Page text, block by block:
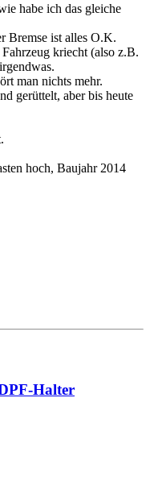
habe ich das gleiche
Bremse ist alles O.K.
kriecht (also z.B.
man nichts mehr.
gerüttelt, aber bis heute
hoch, Baujahr 2014
Halter